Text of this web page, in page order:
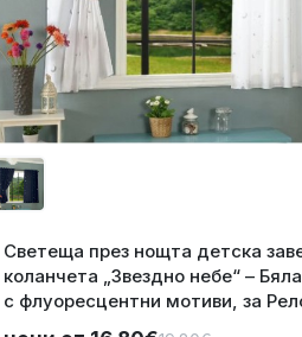
Светеща през нощта детска
коланчета „Звездно небе“ –
с флуоресцентни мотиви, за
Корниз 175х145 см код-20495
за Релса и Корниз
245х140 см, за Тръбен